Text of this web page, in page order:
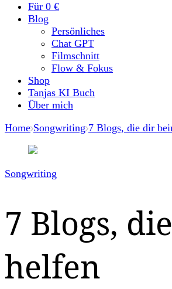
Für 0 €
Blog
Persönliches
Chat GPT
Filmschnitt
Flow & Fokus
Shop
Tanjas KI Buch
Über mich
Home Songwriting 7 Blogs, die dir
Songwriting
7 Blogs,
helfen